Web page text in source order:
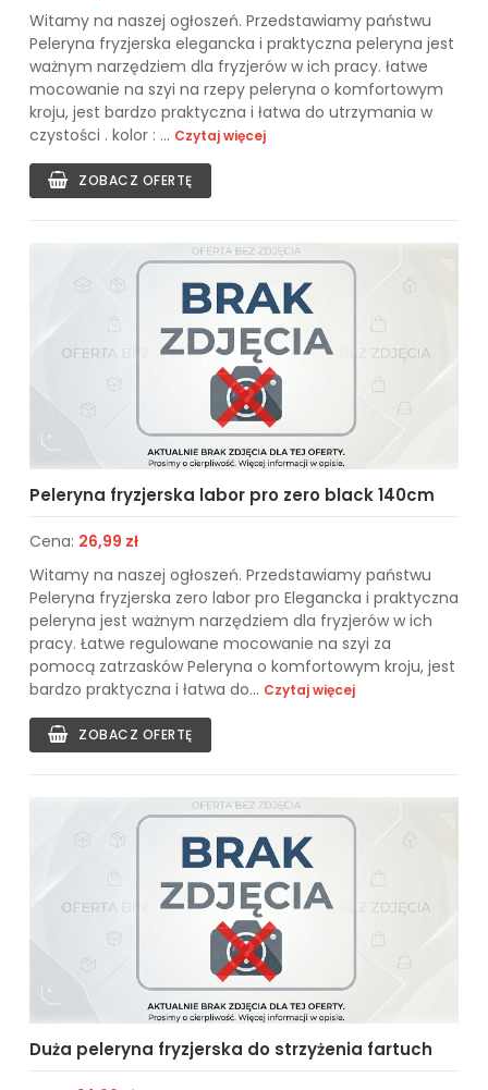
Witamy na naszej ogłoszeń. Przedstawiamy państwu
Peleryna fryzjerska elegancka i praktyczna peleryna jest
ważnym narzędziem dla fryzjerów w ich pracy. łatwe
mocowanie na szyi na rzepy peleryna o komfortowym
kroju, jest bardzo praktyczna i łatwa do utrzymania w
czystości . kolor : ... Czytaj więcej
ZOBACZ OFERTĘ
Peleryna fryzjerska labor pro zero black 140cm
Cena: 26,99 zł
Witamy na naszej ogłoszeń. Przedstawiamy państwu
Peleryna fryzjerska zero labor pro Elegancka i praktyczna
peleryna jest ważnym narzędziem dla fryzjerów w ich
pracy. Łatwe regulowane mocowanie na szyi za
pomocą zatrzasków Peleryna o komfortowym kroju, jest
bardzo praktyczna i łatwa do... Czytaj więcej
ZOBACZ OFERTĘ
Duża peleryna fryzjerska do strzyżenia fartuch